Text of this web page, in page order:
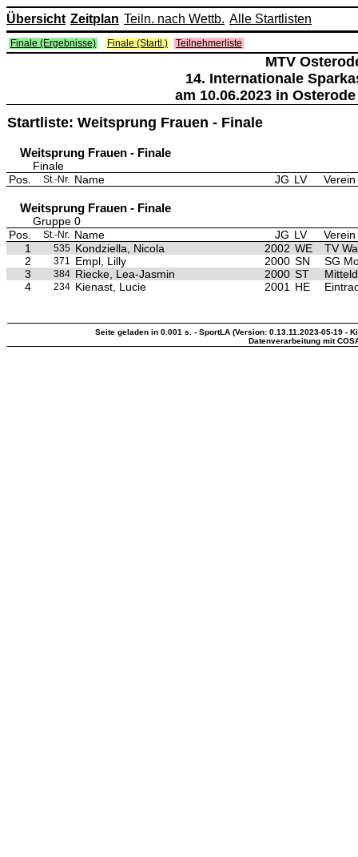
Übersicht Zeitplan Teiln. nach Wettb. Alle Startlisten
Finale (Ergebnisse) Finale (Startl.) Teilnehmerliste
MTV
14. Internationale
am 10.06.2023 in
Startliste: Weitsprung Frauen - Finale
Weitsprung Frauen - Finale
Finale
Pos.
St.-Nr. Name JG LV Verein
Weitsprung Frauen - Finale
Gruppe 0
Pos.
St.-Nr. Name JG LV
Verein
1
535 Kondziella, Nicola 2002 WE
TV
2
371 Empl, Lilly 2000 SN
SG
3
384 Riecke, Lea-Jasmin 2000 ST
4
234 Kienast, Lucie 2001 HE
Seite geladen in 0.001 s. - SportLA (Version: 0.13.11.2023-05-19 -
Datenverarbeitung mit